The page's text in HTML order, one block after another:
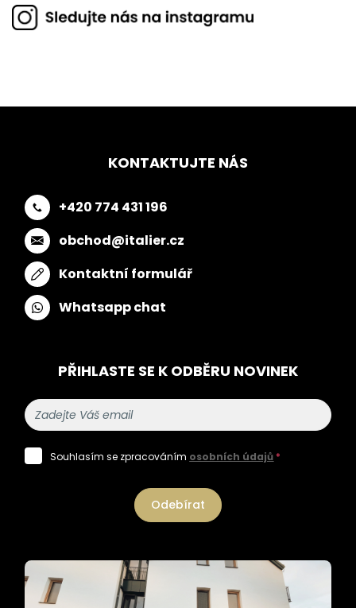
KONTAKTUJTE NÁS
+420 774 431 196
obchod@italier.cz
Kontaktní formulář
Whatsapp chat
PŘIHLASTE SE K ODBĚRU NOVINEK
Souhlasím se zpracováním osobních údajů *
Odebírat